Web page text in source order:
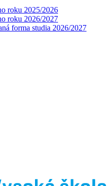
roku 2025/2026
roku 2026/2027
forma studia 2026/2027